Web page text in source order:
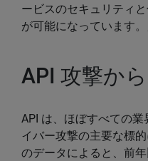
ービスのセキュリティ
が可能になっています。
API 攻撃か
API は、ほぼすべての
イバー攻撃の主要な標
のデータによると、前